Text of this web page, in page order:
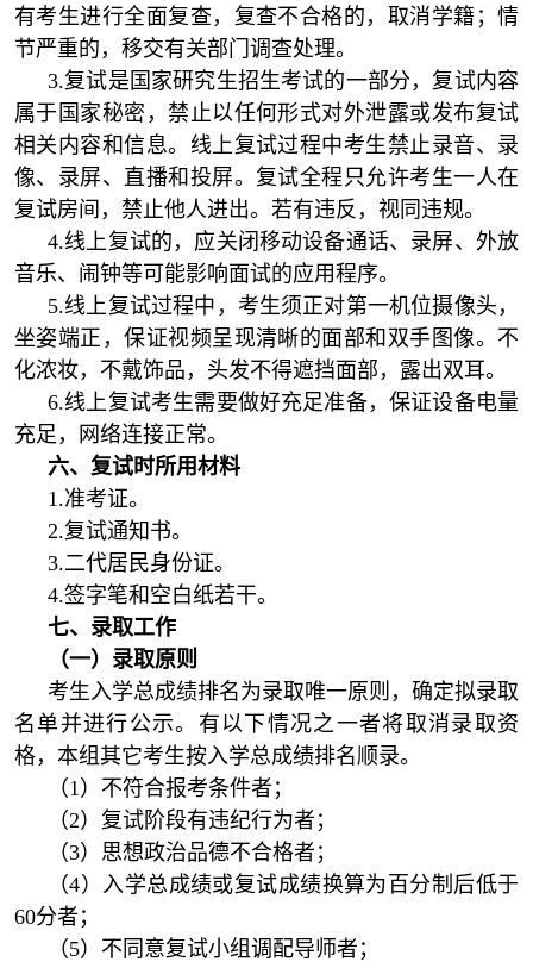
有考生进行全面复查，复查不合格的，取消学籍；情
节严重的，移交有关部门调查处理。
3.复试是国家研究生招生考试的一部分，复试内容
属于国家秘密，禁止以任何形式对外泄露或发布复试
相关内容和信息。线上复试过程中考生禁止录音、录
像、录屏、直播和投屏。复试全程只允许考生一人在
复试房间，禁止他人进出。若有违反，视同违规。
4.线上复试的，应关闭移动设备通话、录屏、外放
音乐、闹钟等可能影响面试的应用程序。
5.线上复试过程中，考生须正对第一机位摄像头，
坐姿端正，保证视频呈现清晰的面部和双手图像。不
化浓妆，不戴饰品，头发不得遮挡面部，露出双耳。
6.线上复试考生需要做好充足准备，保证设备电量
充足，网络连接正常。
六、复试时所用材料
1.准考证。
2.复试通知书。
3.二代居民身份证。
4.签字笔和空白纸若干。
七、录取工作
（一）录取原则
考生入学总成绩排名为录取唯一原则，确定拟录取
名单并进行公示。有以下情况之一者将取消录取资
格，本组其它考生按入学总成绩排名顺录。
（1）不符合报考条件者；
（2）复试阶段有违纪行为者；
（3）思想政治品德不合格者；
（4）入学总成绩或复试成绩换算为百分制后低于
60分者；
（5）不同意复试小组调配导师者；